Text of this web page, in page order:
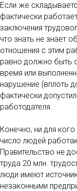
Если же
фактически
заключения
что знать не знает
отношения с этим
равно должно быть
время или
нарушение (вплоть
фактически
работодателя.
Конечно, ни для
число людей
Правительство не
труда 20 млн.
люди имеют
незаконными